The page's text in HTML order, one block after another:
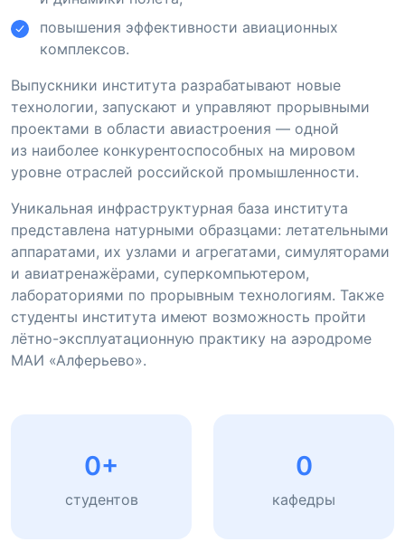
повышения эффективности авиационных
комплексов.
Выпускники института разрабатывают новые
технологии, запускают и управляют прорывными
проектами в области авиастроения — одной
из наиболее конкурентоспособных на мировом
уровне отраслей российской промышленности.
Уникальная инфраструктурная база института
представлена натурными образцами: летательными
аппаратами, их узлами и агрегатами, симуляторами
и авиатренажёрами, суперкомпьютером,
лабораториями по прорывным технологиям. Также
студенты института имеют возможность пройти
лётно-эксплуатационную практику на аэродроме
МАИ «Алферьево».
0+
студентов
0
кафедры